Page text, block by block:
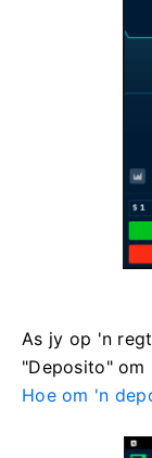
As jy op 'n
"Deposito"
Hoe om 'n